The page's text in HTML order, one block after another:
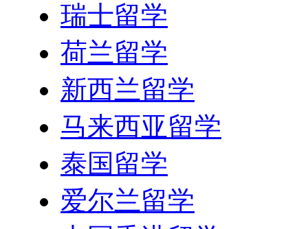
瑞士留学
荷兰留学
新西兰留学
马来西亚留学
泰国留学
爱尔兰留学